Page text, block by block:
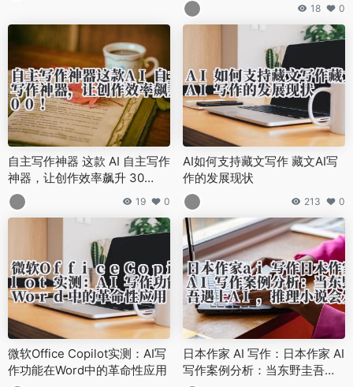
18 0
自主写作神器 这款 AI 自主写作
神器，让创作效率飙升 30
0%！
19 0
AI如何支持藏文写作 藏文AI写
作的发展现状
213 0
微软Office Copilot实测：AI写
作功能在Word中的革命性应用
日本作家 AI 写作：日本作家 AI
写作案例分析：当东野圭吾遇